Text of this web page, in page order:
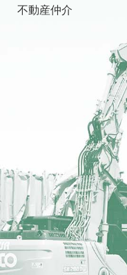
不動産仲介